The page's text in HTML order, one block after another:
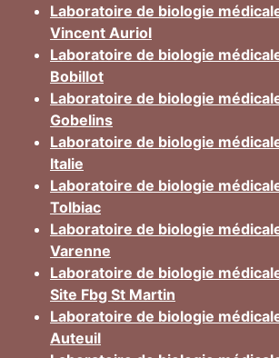
Laboratoire de biologie
Vincent Auriol
Laboratoire de biologie
Bobillot
Laboratoire de biologie
Gobelins
Laboratoire de biologie
Italie
Laboratoire de biologie
Tolbiac
Laboratoire de biologie
Varenne
Laboratoire de biologie
Site Fbg St Martin
Laboratoire de biologie
Auteuil